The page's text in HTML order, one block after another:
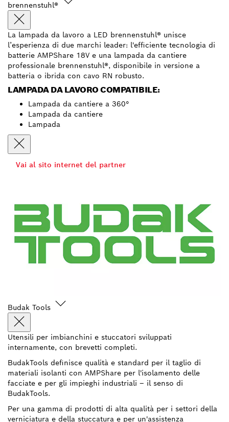
brennenstuhl®
La lampada da lavoro a LED brennenstuhl® unisce
l’esperienza di due marchi leader: l'efficiente tecnologia di
batterie AMPShare 18V e una lampada da cantiere
professionale brennenstuhl®, disponibile in versione a
batteria o ibrida con cavo RN robusto.
LAMPADA DA LAVORO COMPATIBILE:
Lampada da cantiere a 360°
Lampada da cantiere
Lampada
Vai al sito internet del partner
Budak Tools
Utensili per imbianchini e stuccatori sviluppati
internamente, con brevetti completi.
BudakTools definisce qualità e standard per il taglio di
materiali isolanti con AMPShare per l'isolamento delle
facciate e per gli impieghi industriali – il senso di
BudakTools.
Per una gamma di prodotti di alta qualità per i settori della
verniciatura e della stuccatura e per un'assistenza